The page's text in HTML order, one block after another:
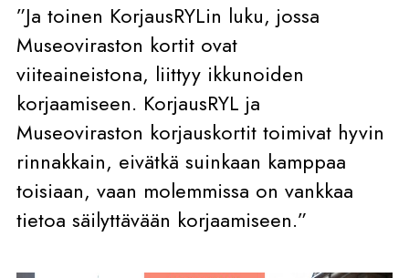
”Ja toinen KorjausRYLin luku, jossa
Museoviraston kortit ovat
viiteaineistona, liittyy ikkunoiden
korjaamiseen. KorjausRYL ja
Museoviraston korjauskortit toimivat hyvin
rinnakkain, eivätkä suinkaan kamppaa
toisiaan, vaan molemmissa on vankkaa
tietoa säilyttävään korjaamiseen.”